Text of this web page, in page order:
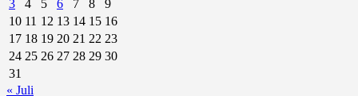
3
4 5 6 7 8
9
10 11 12 13 14 15 16
17 18 19 20 21 22 23
24 25 26 27 28 29 30
31
« Juli